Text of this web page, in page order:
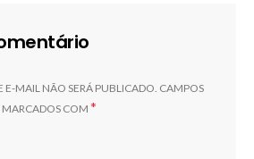
E-MAIL NÃO SERÁ PUBLICADO. CAMPOS
MARCADOS COM *